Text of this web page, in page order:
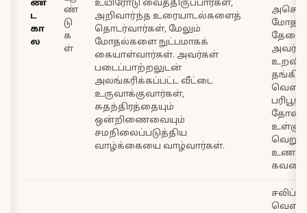
ண்
ட
கா
ல
ண்
டு
க
ள்
உயிரோடு வைத்திருப்பார்கள்,
அறிவார்ந்த உரையாடல்களைத்
தொடர்வார்கள், மேலும்
மோதல்களை நுட்பமாகக்
கையாள்வார்கள். அவர்கள்
படைப்பாற்றலுடன்
அலங்கரிக்கப்பட்ட வீட்டை
உருவாக்குவார்கள்,
சுதந்திரத்தையும்
ஒன்றிணைவையும்
சமநிலைப்படுத்திய
வாழ்க்கையை வாழ்வார்கள்.
மோதல்